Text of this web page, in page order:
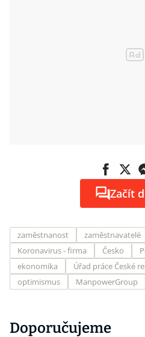
Začít
zaměstnanost zaměstnavatelé
Koronavirus - firma
Česko
ekonomika
Úřad práce České
optimismus
ManpowerGroup
Doporučujeme